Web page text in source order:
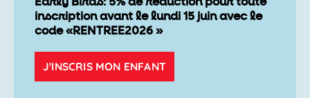
inscription avant le lundi 15 juin avec le
code «RENTREE2026 »
J'INSCRIS MON ENFANT